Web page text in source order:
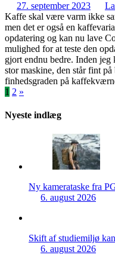
27. september 2023
Kaffe skal være varm ikke
men det er også en
opdatering og kan nu lave
mulighed for at teste den
gjort endnu bedre. Inden
stor maskine, den står fint
finhedsgraden på
Indlægsinddeling
1 2 »
Nyeste indlæg
Ny kamerataske fra
6. august 2026
Skift af studiemiljø
6. august 2026